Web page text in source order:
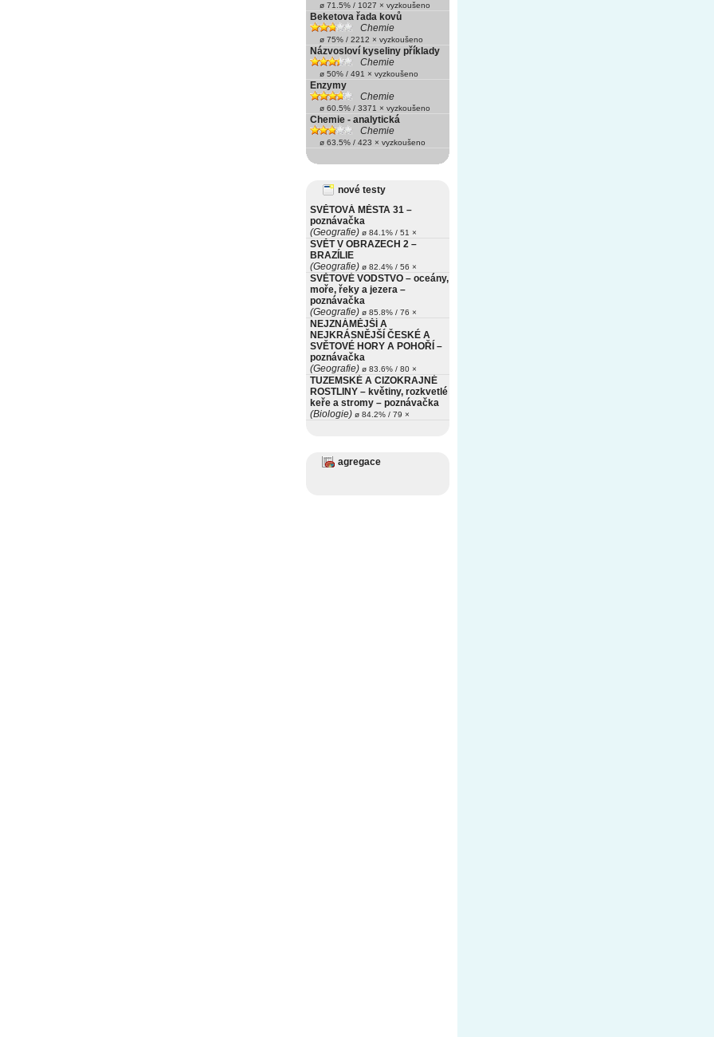
ø 71.5% / 1027 × vyzkoušeno
Beketova řada kovů
Chemie
ø 75% / 2212 × vyzkoušeno
Názvosloví kyseliny příklady
Chemie
ø 50% / 491 × vyzkoušeno
Enzymy
Chemie
ø 60.5% / 3371 × vyzkoušeno
Chemie - analytická
Chemie
ø 63.5% / 423 × vyzkoušeno
nové testy
SVĚTOVÁ MĚSTA 31 –
poznávačka
(Geografie) ø 84.1% / 51 ×
SVĚT V OBRAZECH 2 –
BRAZÍLIE
(Geografie) ø 82.4% / 56 ×
SVĚTOVÉ VODSTVO – oceány,
moře, řeky a jezera –
poznávačka
(Geografie) ø 85.8% / 76 ×
NEJZNÁMĚJŠÍ A
NEJKRÁSNĚJŠÍ ČESKÉ A
SVĚTOVÉ HORY A POHOŘÍ –
poznávačka
(Geografie) ø 83.6% / 80 ×
TUZEMSKÉ A CIZOKRAJNÉ
ROSTLINY – květiny, rozkvetlé
keře a stromy – poznávačka
(Biologie) ø 84.2% / 79 ×
agregace